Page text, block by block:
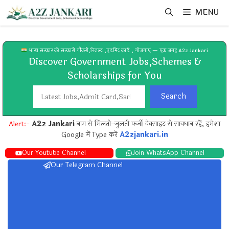
Skip
content
MENU
भारत सरकार की सरकारी नौकरी,रिजल्ट ,एडमिट कार्ड , योजनाएं — एक जगह A2z Jankari
Discover Government Jobs,Schemes &
Scholarships for You
Search
Alert:- A2z Jankariनाम से मिलती-जुलती फर्जी वेबसाइट से सावधान रहें, हमेशा
Google में Type करेंA2zjankari.in
Our Youtube Channel Join WhatsApp Channel
Our Telegram Channel